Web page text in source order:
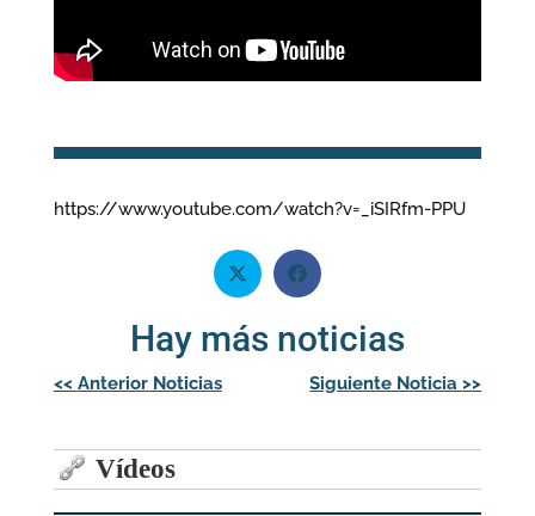
https://www.youtube.com/watch?v=_iSIRfm-PPU
Hay más noticias
Navegación
de
<< Anterior Noticias Siguiente Noticia >>
Vídeos